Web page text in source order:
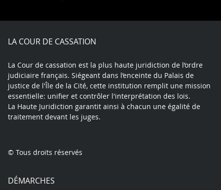
X
FacebookYoutubeLinkedInInstagram
LA COUR DE CASSATION
La Cour de cassation est la plus haute juridiction de l’ordre
judiciaire français. Siégeant dans l’enceinte du Palais de
justice de l'Île de la Cité, cette institution remplit une mission
essentielle: unifier et contrôler l'interprétation des lois.
La Haute Juridiction garantit ainsi à chacun une égalité de
traitement devant les juges.
© Tous droits réservés
DÉMARCHES